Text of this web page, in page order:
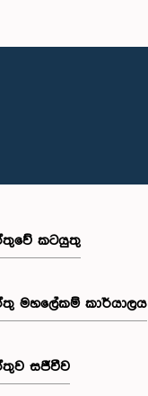
කටයුතු
මහලේකම් කාර්යාලය
සජීවීව